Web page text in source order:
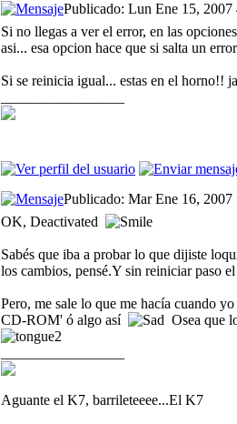
Publicado: Lun Ene 15, 2007
Si no llegas a ver el error, en las
asi... esa opcion hace que si salta un
Si se reinicia igual... estas en el horno!!
Publicado: Mar Ene 16, 2007
OK, Deactivated
Sabés que iba a probar lo que dijiste
los cambios, pensé.Y sin reiniciar paso
Pero, me sale lo que me hacía cuando
CD-ROM' ó algo así
Osea que
Aguante el K7, barrileteeee...El K7